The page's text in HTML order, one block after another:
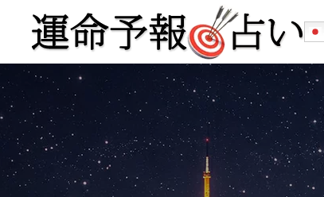
運命予報占い